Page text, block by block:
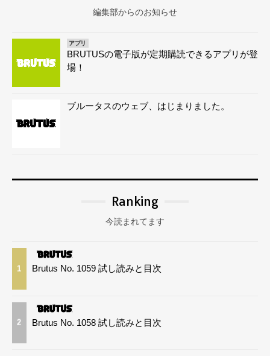
編集部からのお知らせ
アプリ
BRUTUSの電子版が定期購読できるアプリが登
場！
ブルータスのウェブ、はじまりました。
Ranking
今読まれてます
1 Brutus No. 1059 試し読みと目次
2 Brutus No. 1058 試し読みと目次